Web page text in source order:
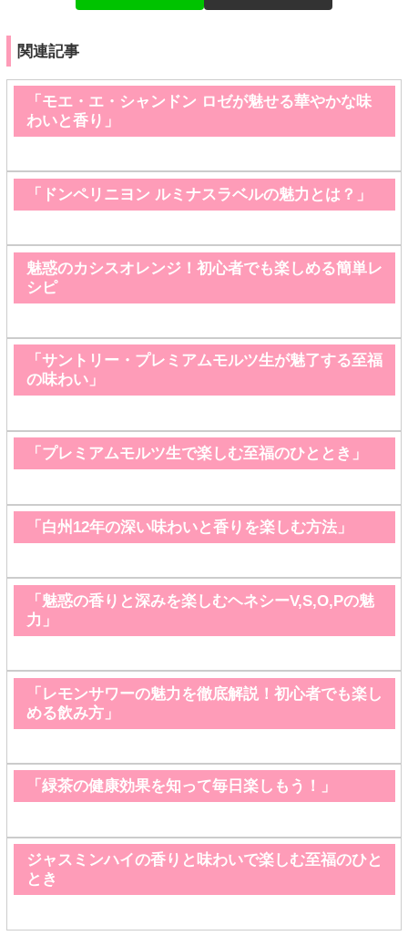
関連記事
「モエ・エ・シャンドン ロゼが魅せる華やかな味
わいと香り」
「ドンペリニヨン ルミナスラベルの魅力とは？」
魅惑のカシスオレンジ！初心者でも楽しめる簡単レ
シピ
「サントリー・プレミアムモルツ生が魅了する至福
の味わい」
「プレミアムモルツ生で楽しむ至福のひととき」
「白州12年の深い味わいと香りを楽しむ方法」
「魅惑の香りと深みを楽しむヘネシーV,S,O,Pの魅
力」
「レモンサワーの魅力を徹底解説！初心者でも楽し
める飲み方」
「緑茶の健康効果を知って毎日楽しもう！」
ジャスミンハイの香りと味わいで楽しむ至福のひと
とき